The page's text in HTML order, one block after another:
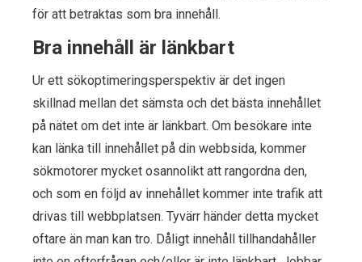
för att betraktas som bra innehåll.
Bra innehåll är länkbart
Ur ett sökoptimeringsperspektiv är det ingen
skillnad mellan det sämsta och det bästa innehållet
på nätet om det inte är länkbart. Om besökare inte
kan länka till innehållet på din webbsida, kommer
sökmotorer mycket osannolikt att rangordna den,
och som en följd av innehållet kommer inte trafik att
drivas till webbplatsen. Tyvärr händer detta mycket
oftare än man kan tro. Dåligt innehåll tillhandahåller